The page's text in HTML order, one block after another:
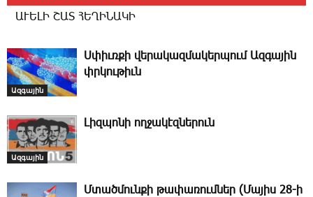
ԱՒԵԼԻ ՇԱՏ ՀԵՂԻՆԱԿԻ
Ազգային
Ս­փիւռ­քի վե­րա­կազ­մա­կեր­պում Ազ­գա­յին
փրկու­թիւն
Ազգային
­Լիզ­պո­նի ող­ջա­կէզ­նե­րուն
Մտածմունքի թափառումներ (Մայիս 28-ի